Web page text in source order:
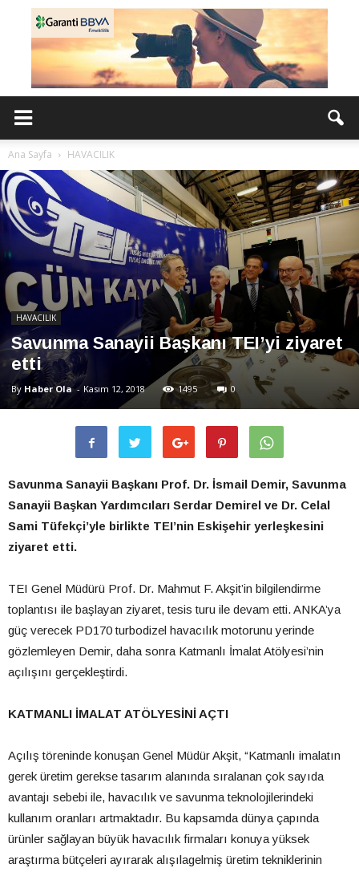
Ana Sayfa HAVACILIK
HAVACILIK
Savunma Sanayii Başkanı TEI’yi ziyaret
etti
By Haber Ola - Kasım 12, 2018 1495 0
Savunma Sanayii Başkanı Prof. Dr. İsmail Demir, Savunma
Sanayii Başkan Yardımcıları Serdar Demirel ve Dr. Celal
Sami Tüfekçi’yle birlikte TEI’nin Eskişehir yerleşkesini
ziyaret etti.
TEI Genel Müdürü Prof. Dr. Mahmut F. Akşit’in bilgilendirme
toplantısı ile başlayan ziyaret, tesis turu ile devam etti. ANKA’ya
güç verecek PD170 turbodizel havacılık motorunu yerinde
gözlemleyen Demir, daha sonra Katmanlı İmalat Atölyesi’nin
açılışını gerçekleştirdi.
KATMANLI İMALAT ATÖLYESİNİ AÇTI
Açılış töreninde konuşan Genel Müdür Akşit, “Katmanlı imalatın
gerek üretim gerekse tasarım alanında sıralanan çok sayıda
avantajı sebebi ile, havacılık ve savunma teknolojilerindeki
kullanım oranları artmaktadır. Bu kapsamda dünya çapında
ürünler sağlayan büyük havacılık firmaları konuya yüksek
araştırma bütçeleri ayırarak alışılagelmiş üretim tekniklerinin